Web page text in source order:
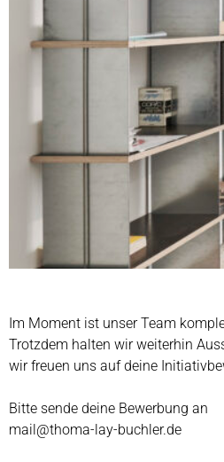
Im Moment ist unser Team
Trotzdem halten wir ​weiterhin
wir freuen uns auf deine
Bitte sende deine Bewerbung an
mail@thoma-lay-buchler.de